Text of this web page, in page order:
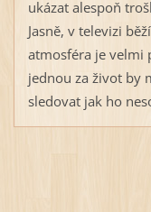
ukázat alespoň
Jasně, v televizi
atmosféra je velmi
jednou za život by
sledovat jak ho